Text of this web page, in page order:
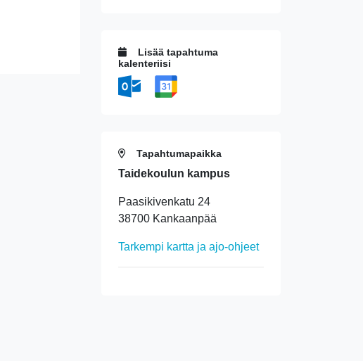
Lisää tapahtuma
kalenteriisi
Tapahtumapaikka
Taidekoulun kampus
Paasikivenkatu 24
38700 Kankaanpää
Tarkempi kartta ja ajo-ohjeet